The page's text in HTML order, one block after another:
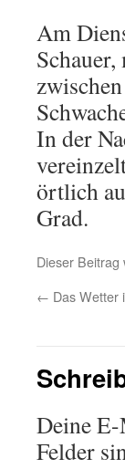
Am
In der
örtlich
Grad.
Dieser Beitrag
← Das Wetter
Deine
Felder